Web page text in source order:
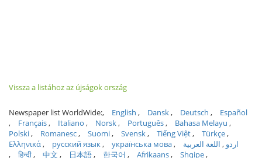
Vissza a listához az újságok ország
Newspaper list WorldWide: English Dansk Deutsch
Español
Français
Italiano Norsk Português
Bahasa Melayu
Polski
Romanesc Suomi Svensk Tiếng Việt
Türkçe
Ελληνικά
русский язык українська мова اردو
اللغة العربية
हिन्दी
中文 日本語 한국어 Afrikaans Shqipe